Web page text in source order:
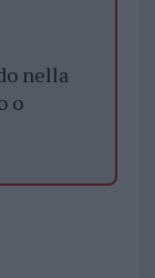
nella
o